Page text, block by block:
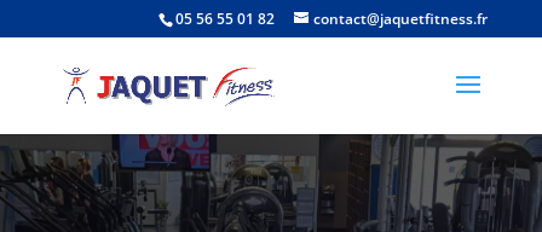
05 56 55 01 82 contact@jaquetfitness.fr